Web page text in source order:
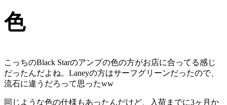
色
こっちのBlack Starのアンプの色の方がお店に合ってる感じ
だったんだよね。Laneyの方はサーフグリーンだったので、
流石に違うだろって思ったww
同じような色の仕様もあったんだけど、入荷までに3ヶ月か